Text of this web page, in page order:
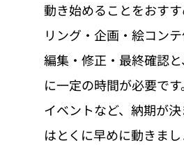
動き始めることをおす
リング・企画・絵コン
編集・修正・最終確認
に一定の時間が必要で
イベントなど、納期が
はとくに早めに動きまし